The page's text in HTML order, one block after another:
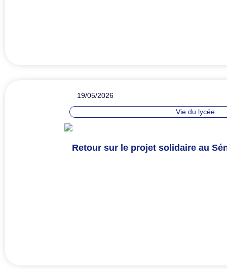
19/05/2026
Vie du lycée
Retour sur le projet solidaire au